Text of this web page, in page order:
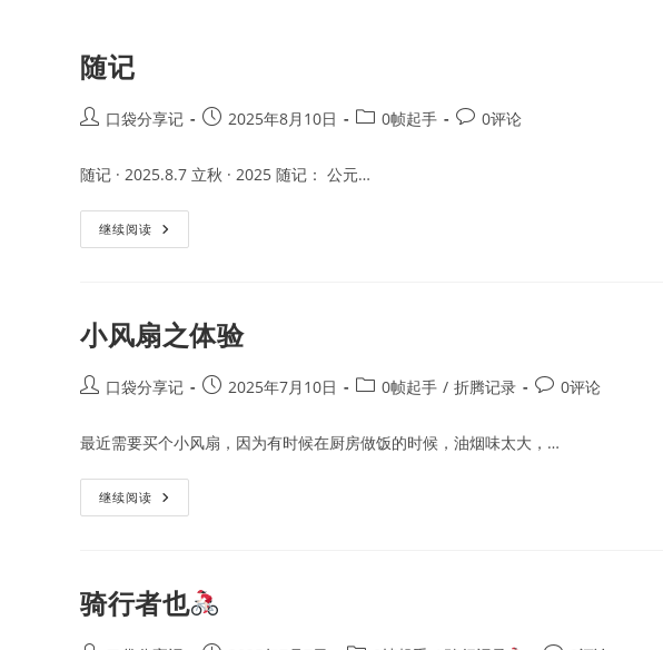
随记
Post口袋分享记
Post2025年8月10日
Post0帧起手
Post0评论
随记 · 2025.8.7 立秋 · 2025 随记： 公元…
继续阅读 随
记
小风扇之体验
Post口袋分享记
Post2025年7月10日
Post0帧起手 / 折腾记录
Post0评论
最近需要买个小风扇，因为有时候在厨房做饭的时候，油烟味太大，…
继续阅读 小
风
骑行者也